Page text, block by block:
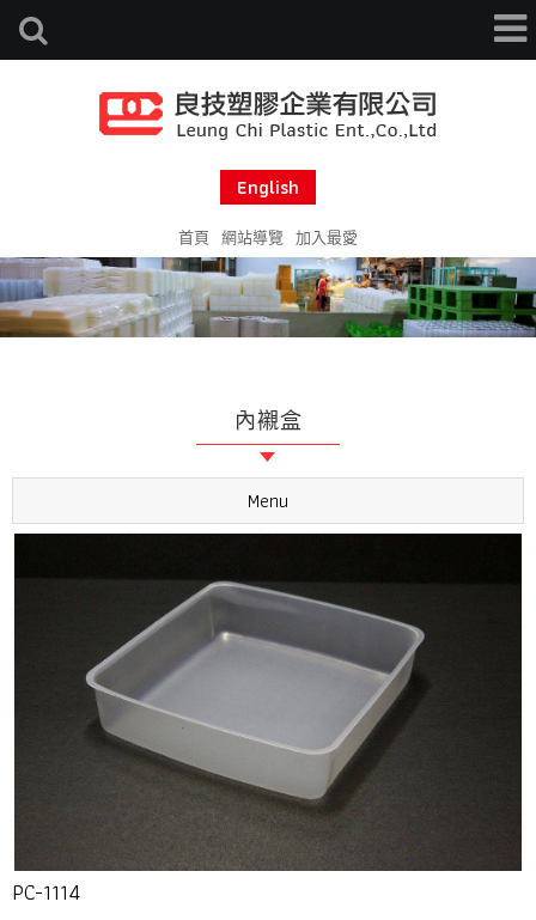
English
首頁 網站導覽 加入最愛
內襯盒
Menu
PC-1114